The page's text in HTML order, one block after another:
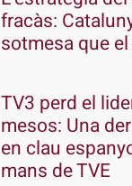
fracàs:
sotmesa que
TV3 perd el
mesos: Una
en clau
mans de TVE